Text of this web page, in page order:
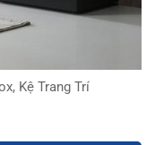
Kệ Trang Trí